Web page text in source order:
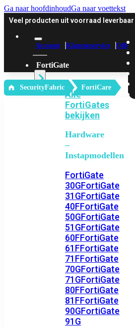
Ga naar hoofdinhoudGa naar voettekst
Veel producten uit voorraad leverbaar
Account Klantenservice Offerte
FortiGate
Alle
FortiGates
bekijken
Hardware
–
Instapmodellen
FortiGate
30GFortiGate
31GFortiGate
40FFortiGate
50GFortiGate
51GFortiGate
60FFortiGate
61FFortiGate
71FFortiGate
70GFortiGate
71GFortiGate
80FFortiGate
81FFortiGate
90GFortiGate
91G
‎ SecurityFabric FortiCare